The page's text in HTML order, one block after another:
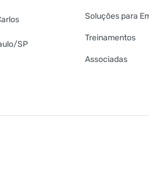
SP
Soluções para
Treinamentos
Associadas